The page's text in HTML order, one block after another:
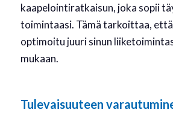
kaapelointiratkaisun, joka sopii
toimintaasi. Tämä tarkoittaa,
optimoitu juuri sinun
mukaan.
Tulevaisuuteen